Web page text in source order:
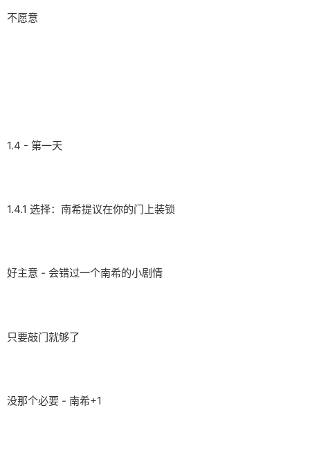
不愿意
1.4 - 第一天
1.4.1 选择：南希提议在你的门上装锁
好主意 - 会错过一个南希的小剧情
只要敲门就够了
没那个必要 - 南希+1